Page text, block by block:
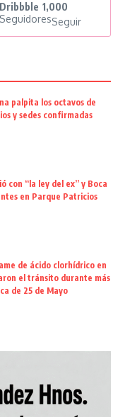
Dribbble 1,000
SeguidoresSeguir
palpita los octavos de
y sedes confirmadas
con “la ley del ex” y Boca
en Parque Patricios
de ácido clorhídrico en
el tránsito durante más
de 25 de Mayo